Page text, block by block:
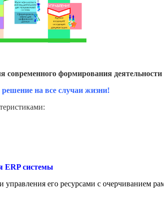
современного формирования
решение на все случаи жизни!
ERP системы
его ресурсами с очерчиванием